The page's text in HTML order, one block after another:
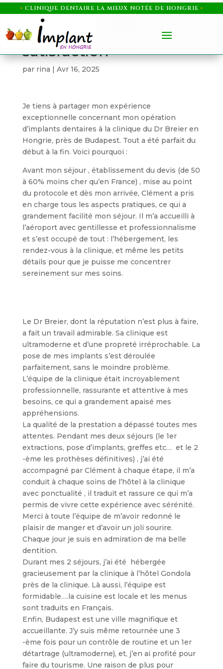
• CLINIQUE DENTAIRE LA MIEUX NOTÉE DE HONGRIE •
Compte rendu de
satisfaction
par rina | Avr 16, 2025
Je tiens à partager mon expérience
exceptionnelle concernant mon opération
d’implants dentaires à la clinique du Dr Breier en
Hongrie, près de Budapest. Tout a été parfait du
début à la fin. Voici pourquoi :
Avant mon séjour , établissement du devis (de 50
à 60% moins cher qu’en France) , mise au point
du protocole et dès mon arrivée, Clément a pris
en charge tous les aspects pratiques, ce qui a
grandement facilité mon séjour. Il m’a accueilli à
l’aéroport avec gentillesse et professionnalisme
et s’est occupé de tout : l’hébergement, les
rendez-vous à la clinique, et même les petits
détails pour que je puisse me concentrer
sereinement sur mes soins.
Le Dr Breier, dont la réputation n’est plus à faire,
a fait un travail admirable. Sa clinique est
ultramoderne et d’une propreté irréprochable. La
pose de mes implants s’est déroulée
parfaitement, sans le moindre problème.
L’équipe de la clinique était incroyablement
professionnelle, rassurante et attentive à mes
besoins, ce qui a grandement apaisé mes
appréhensions.
La qualité de la prestation a dépassé toutes mes
attentes. Pendant mes deux séjours (le 1er
extractions, pose d’implants, greffes etc… et le 2
-ème les prothèses définitives) , j’ai été
accompagné par Clément à chaque étape, il m’a
conduit à chaque soins de l’hôtel à la clinique
avec ponctualité , il traduit et rassure ce qui m’a
permis de vivre cette expérience avec sérénité.
Merci à toute l’équipe de m’avoir redonné le
plaisir de manger et d’avoir un joli sourire.
Chaque jour je suis en admiration de ma belle
dentition.
Durant mes 2 séjours, j’ai été hébergée
gracieusement par la clinique à l’hôtel Gondola
près de la clinique. Là aussi, l’équipe est
formidable….la cuisine est locale et les menus
sont traduits en Français.
Enfin, Budapest est une ville magnifique et
accueillante. J’y suis même retournée une 3
-ème fois pour un contrôle de routine et un 1er
détartrage (ultramoderne), et, j’en ai profité pour
faire du tourisme. Une raison de plus pour